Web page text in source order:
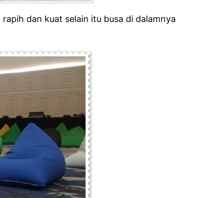
dan kuat selain itu busa di dalamnya